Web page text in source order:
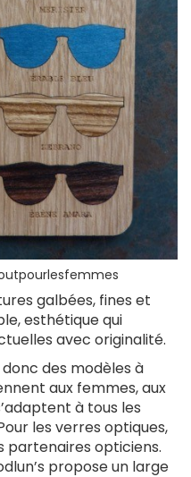
galbées, fines et
esthétique qui
avec originalité.
des modèles à
aux femmes, aux
à tous les
les verres optiques,
partenaires opticiens.
propose un large